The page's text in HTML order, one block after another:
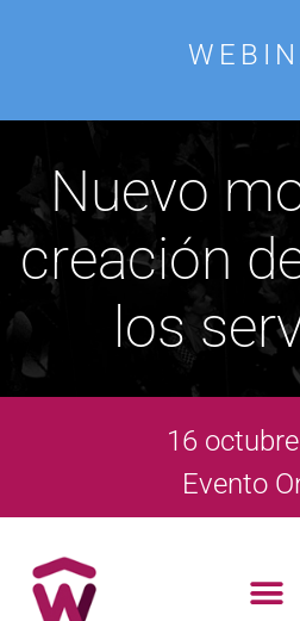
Nuevo
creación
los
16
Evento